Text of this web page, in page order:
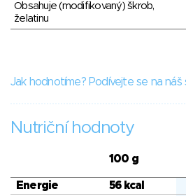
Obsahuje (modifikovaný) škrob,
želatinu
Jak hodnotíme? Podívejte se na náš
Nutriční hodnoty
100 g
Energie 56 kcal